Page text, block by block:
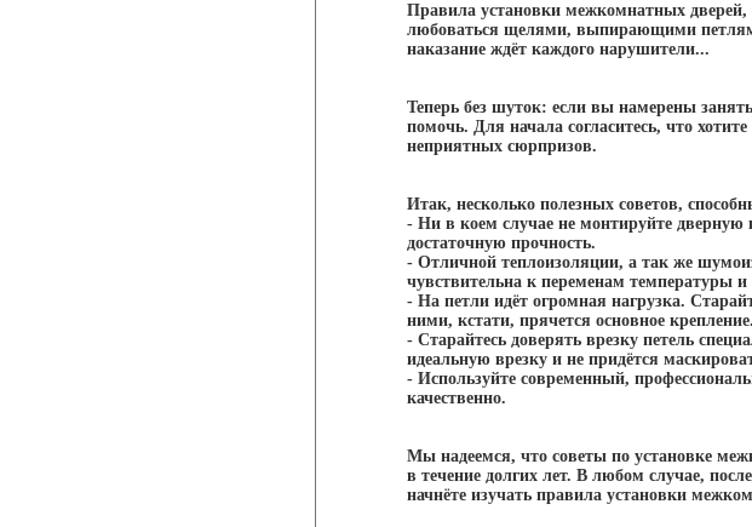
Правила установки межкомнатных дверей,
любоваться щелями, выпирающими
наказание ждёт каждого нарушители...
Теперь без шуток: если вы намерены
помочь. Для начала согласитесь, что
неприятных сюрпризов.
Итак, несколько полезных советов,
- Ни в коем случае не монтируйте дверную
достаточную прочность.
- Отличной теплоизоляции, а так же
чувствительна к переменам температуры и
- На петли идёт огромная нагрузка.
ними, кстати, прячется основное крепление.
- Старайтесь доверять врезку петель
идеальную врезку и не придётся
- Используйте современный,
качественно.
Мы надеемся, что советы по установке
в течение долгих лет. В любом случае,
начнёте изучать правила установки